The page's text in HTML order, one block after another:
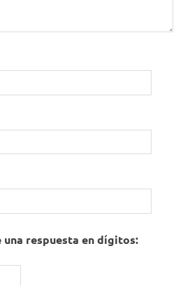
respuesta en dígitos: